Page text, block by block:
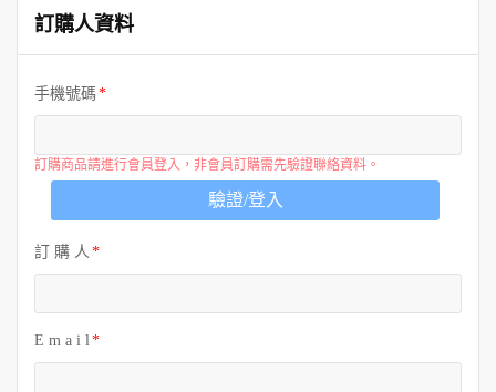
訂購人資料
手機號碼
訂購商品請進行會員登入，非會員訂購需先驗證聯絡資料。
驗證/登入
訂 購 人
E m a i l